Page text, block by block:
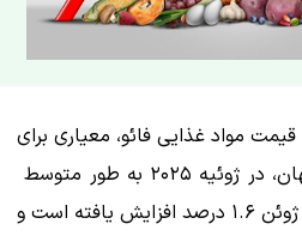
مواد غذایی فائو، معیاری برای
۱۳۰.۱ واحد بود که نسبت به ژوئن ۱.۶ درصد افزایش یافته است و